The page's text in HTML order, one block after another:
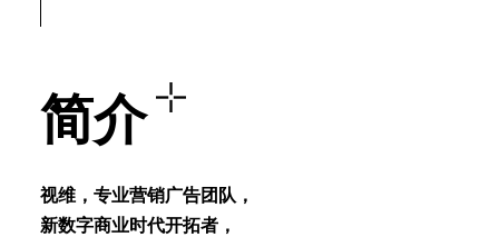
简介
视维，专业营销⼴告团队，
新数字商业时代开拓者，